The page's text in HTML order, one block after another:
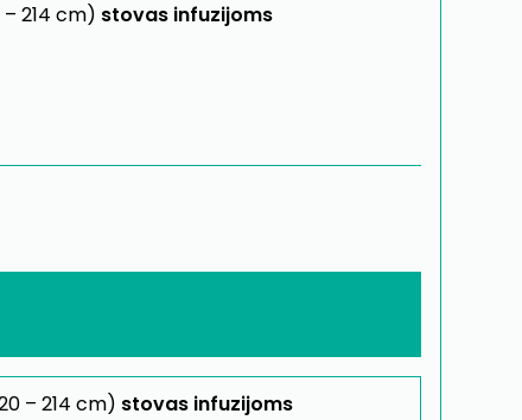
214 cm) stovas infuzijoms
– 214 cm) stovas infuzijoms